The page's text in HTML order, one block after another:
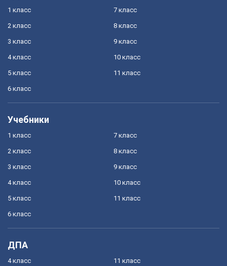
1 класс
2 класс
3 класс
4 класс
5 класс
6 класс
7 класс
8 класс
9 класс
10 класс
11 класс
Учебники
1 класс
2 класс
3 класс
4 класс
5 класс
6 класс
7 класс
8 класс
9 класс
10 класс
11 класс
ДПА
4 класс 11 класс